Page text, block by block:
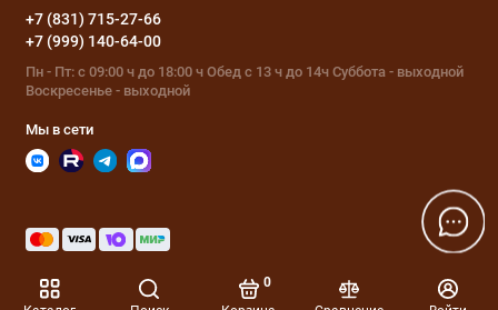
0
+7 (831) 715-27-66
+7 (999) 140-64-00
Пн - Пт: с 09:00 ч до 18:00 ч Обед с 13 ч до 14ч Суббота - выходной
Воскресенье - выходной
Мы в сети